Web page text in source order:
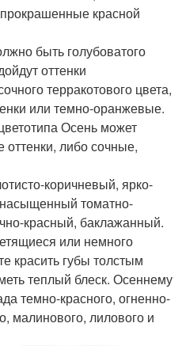
красной
быть голубоватого
оттенки
терракотового цвета,
или темно-оранжевые.
Осень может
либо сочные,
коричневый, ярко-
томатно-
красный, баклажанный.
или немного
красить губы толстым
теплый блеск. Осеннему
темно-красного, огненно-
малинового, лилового и